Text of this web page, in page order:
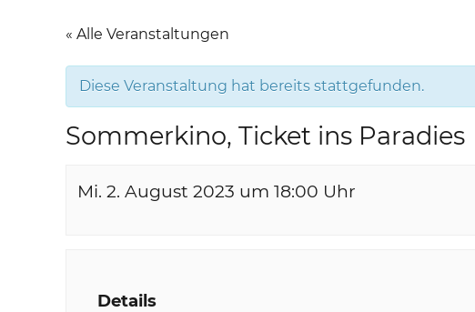
« Alle Veranstaltungen
Diese Veranstaltung hat bereits stattgefunden.
Sommerkino, Ticket ins Paradies
Mi. 2. August 2023 um 18:00 Uhr
Details